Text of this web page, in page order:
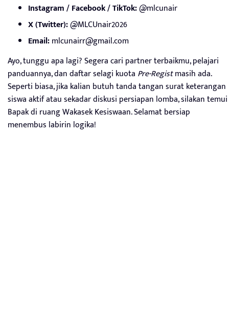
Instagram / Facebook / TikTok:@mlcunair
X (Twitter):@MLCUnair2026
Email:mlcunairr@gmail.com
Ayo, tunggu apa lagi? Segera cari partner terbaikmu, pelajari
panduannya, dan daftar selagi kuota Pre-Registmasih ada.
Seperti biasa, jika kalian butuh tanda tangan surat keterangan
siswa aktif atau sekadar diskusi persiapan lomba, silakan temui
Bapak di ruang Wakasek Kesiswaan. Selamat bersiap
menembus labirin logika!